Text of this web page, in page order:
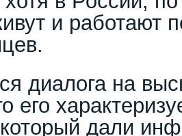
и работают
диалога на
его
который дали